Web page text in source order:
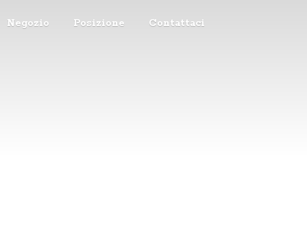
Negozio Posizione Contattaci